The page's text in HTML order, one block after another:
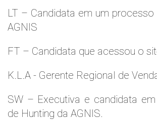
LT – Candidata em um processo
AGNIS
FT – Candidata que acessou o
K.L.A - Gerente Regional de
SW – Executiva e candidata
de Hunting da AGNIS.